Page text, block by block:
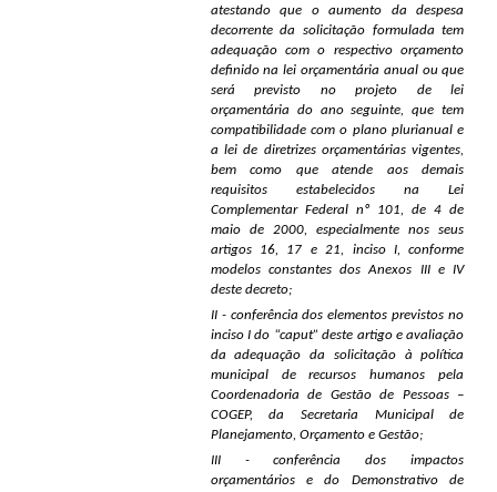
atestando que o aumento da despesa
decorrente da solicitação formulada tem
adequação com o respectivo orçamento
definido na lei orçamentária anual ou que
será previsto no projeto de lei
orçamentária do ano seguinte, que tem
compatibilidade com o plano plurianual e
a lei de diretrizes orçamentárias vigentes,
bem como que atende aos demais
requisitos estabelecidos na Lei
Complementar Federal nº 101, de 4 de
maio de 2000, especialmente nos seus
artigos 16, 17 e 21, inciso I, conforme
modelos constantes dos Anexos III e IV
deste decreto;
II - conferência dos elementos previstos no
inciso I do “caput” deste artigo e avaliação
da adequação da solicitação à política
municipal de recursos humanos pela
Coordenadoria de Gestão de Pessoas –
COGEP, da Secretaria Municipal de
Planejamento, Orçamento e Gestão;
III - conferência dos impactos
orçamentários e do Demonstrativo de